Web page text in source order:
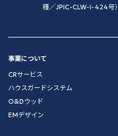
種／JPIC-CLW-Ⅰ-424号
事業について
CRサービス
ハウスガードシステム
O&Dウッド
EMデザイン